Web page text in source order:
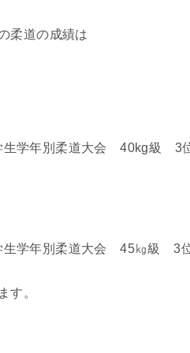
柔道の成績は
生学年別柔道大会 40kg級 3
生学年別柔道大会 45㎏級 3
す。